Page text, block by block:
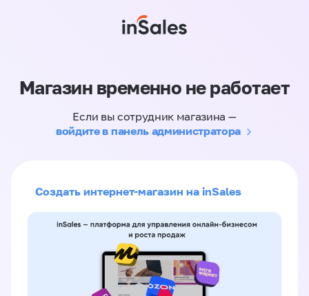
Магазин временно не работает
Если вы сотрудник магазина —
войдите в панель администратора
Создать интернет-магазин на inSales